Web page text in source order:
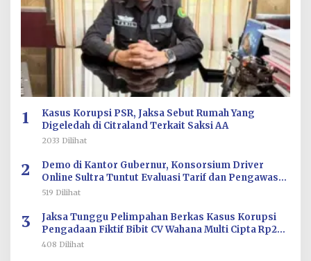
1
Kasus Korupsi PSR, Jaksa Sebut Rumah Yang
Digeledah di Citraland Terkait Saksi AA
2033 Dilihat
2
Demo di Kantor Gubernur, Konsorsium Driver
Online Sultra Tuntut Evaluasi Tarif dan Pengawasan
Aplikasi
519 Dilihat
3
Jaksa Tunggu Pelimpahan Berkas Kasus Korupsi
Pengadaan Fiktif Bibit CV Wahana Multi Cipta Rp26
Miliar
408 Dilihat